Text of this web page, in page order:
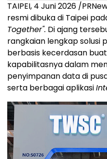
TAIPEI, 4 Juni 2026 /
resmi dibuka di Taipei
Together". Di ajang
rangkaian lengkap solusi
berbasis kecerdasan
kapabilitasnya dalam
penyimpanan data di
serta berbagai aplikasi